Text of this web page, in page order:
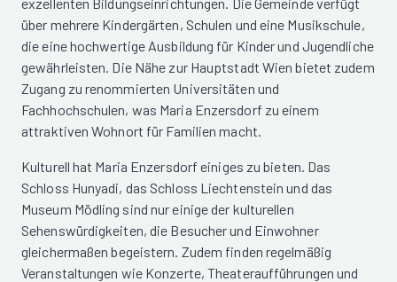
über mehrere Kindergärten, Schulen und eine Musikschule,
die eine hochwertige Ausbildung für Kinder und Jugendliche
gewährleisten. Die Nähe zur Hauptstadt Wien bietet zudem
Zugang zu renommierten Universitäten und
Fachhochschulen, was Maria Enzersdorf zu einem
attraktiven Wohnort für Familien macht.
Kulturell hat Maria Enzersdorf einiges zu bieten. Das
Schloss Hunyadi, das Schloss Liechtenstein und das
Museum Mödling sind nur einige der kulturellen
Sehenswürdigkeiten, die Besucher und Einwohner
gleichermaßen begeistern. Zudem finden regelmäßig
Veranstaltungen wie Konzerte, Theateraufführungen und